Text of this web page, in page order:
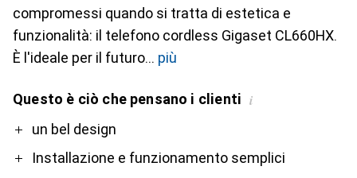
compromessi quando si tratta di estetica e
funzionalità: il telefono cordless Gigaset CL660HX.
È l'ideale per il futuro
più
Questo è ciò che pensano i clienti i
Proun bel design
Installazione e funzionamento semplici
Contro